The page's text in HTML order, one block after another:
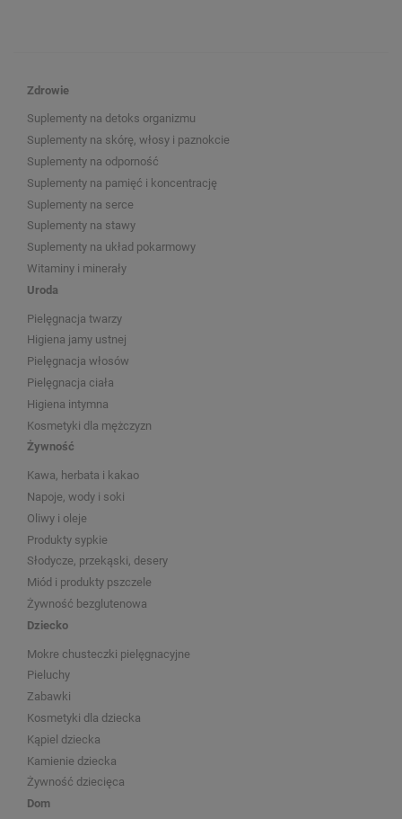
Zdrowie
Suplementy na detoks organizmu
Suplementy na skórę, włosy i paznokcie
Suplementy na odporność
Suplementy na pamięć i koncentrację
Suplementy na serce
Suplementy na stawy
Suplementy na układ pokarmowy
Witaminy i minerały
Uroda
Pielęgnacja twarzy
Higiena jamy ustnej
Pielęgnacja włosów
Pielęgnacja ciała
Higiena intymna
Kosmetyki dla mężczyzn
Żywność
Kawa, herbata i kakao
Napoje, wody i soki
Oliwy i oleje
Produkty sypkie
Słodycze, przekąski, desery
Miód i produkty pszczele
Żywność bezglutenowa
Dziecko
Mokre chusteczki pielęgnacyjne
Pieluchy
Zabawki
Kosmetyki dla dziecka
Kąpiel dziecka
Kamienie dziecka
Żywność dziecięca
Dom